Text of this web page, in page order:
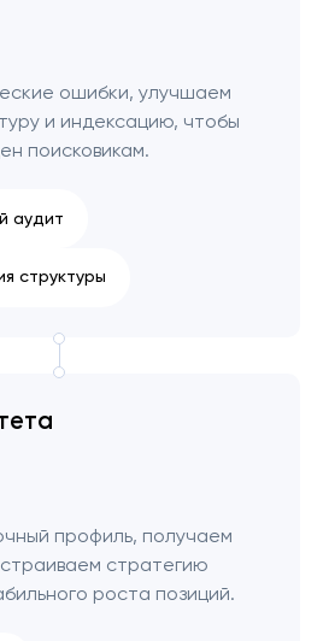
ошибки, улучшаем
и индексацию, чтобы
поисковикам.
аудит
структуры
профиль, получаем
стратегию
роста позиций.
Закрыть